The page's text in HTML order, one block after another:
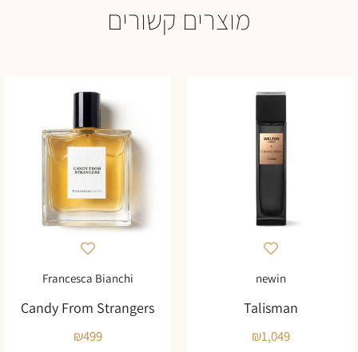
מוצרים קשורים
newin
Talisman
₪1,049
Francesca Bianchi
Candy From Strangers
₪499